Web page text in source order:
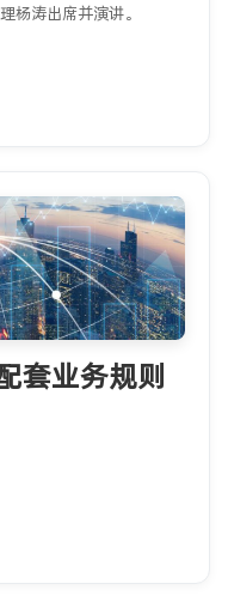
杨涛出席并演讲。
套业务规则